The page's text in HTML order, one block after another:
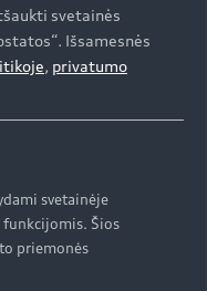
LED matrica¹
kelio. Tai
ir suteikia
pagalbą, pvz.,
šviesos juostų
svetainės
Išsamesnės
, privatumo
svetainėje
Šios
priemonės